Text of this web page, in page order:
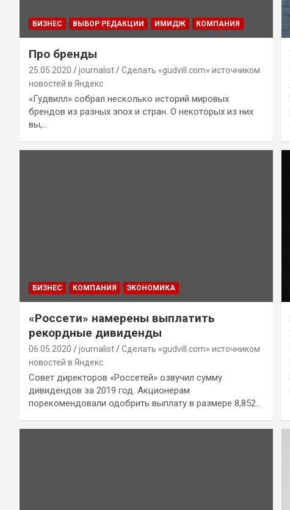
БИЗНЕС ВЫБОР РЕДАКЦИИ ИМИДЖ КОМПАНИЯ
Про бренды
25.05.2020 journalist
Сделать «gudvill.com» источником
новостей в Яндекс
«Гудвилл» собрал несколько историй мировых
брендов из разных эпох и стран. О некоторых из них
вы,…
БИЗНЕС КОМПАНИЯ ЭКОНОМИКА
«Россети» намерены выплатить
рекордные дивиденды
06.05.2020 journalist
Сделать «gudvill.com» источником
новостей в Яндекс
Совет директоров «Россетей» озвучил сумму
дивидендов за 2019 год. Акционерам
порекомендовали одобрить выплату в размере 8,852…